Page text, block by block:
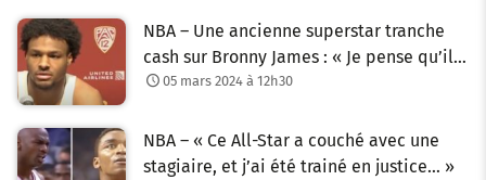
NBA – Une ancienne superstar tranche
cash sur Bronny James : « Je pense qu’il…
05 mars 2024 à 12h30
NBA – « Ce All-Star a couché avec une
stagiaire, et j’ai été trainé en justice… »